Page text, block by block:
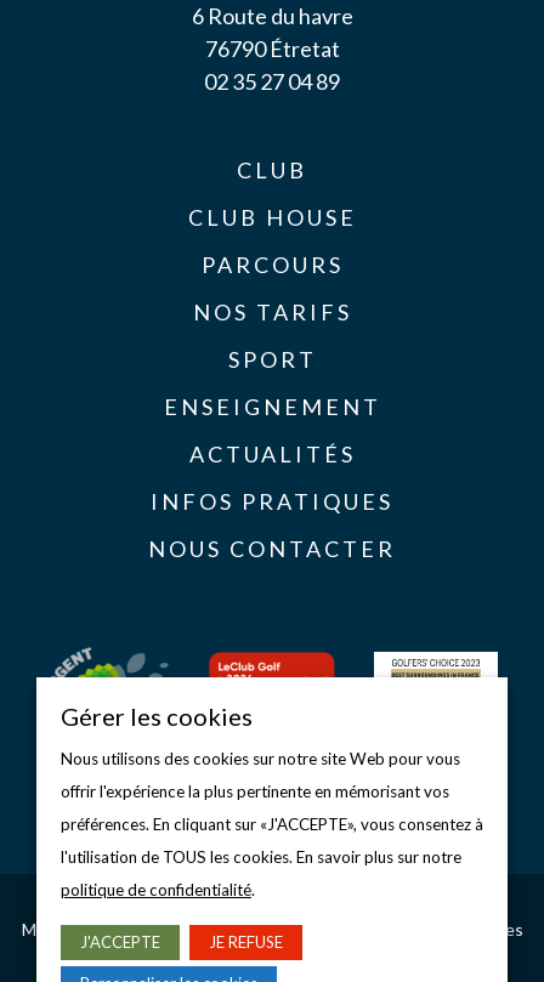
6 Route du havre
76790 Étretat
02 35 27 04 89
CLUB
CLUB HOUSE
PARCOURS
NOS TARIFS
SPORT
ENSEIGNEMENT
ACTUALITÉS
INFOS PRATIQUES
NOUS CONTACTER
Copyright © 2026 Golf d’Étretat
Mentions légales–Politique de confidentialité Gérer les cookies
CONCEPTION & RÉALISATION
Gérer les cookies
Nous utilisons des cookies sur notre site Web pour vous
offrir l'expérience la plus pertinente en mémorisant vos
préférences. En cliquant sur «J'ACCEPTE», vous consentez à
l'utilisation de TOUS les cookies. En savoir plus sur notre
politique de confidentialité.
J'ACCEPTE JE REFUSE